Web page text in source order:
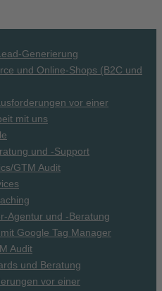
Generierung
und Online-Shops (B2C und
vor einer
mit uns
und -Support
GTM Audit
Agentur und -Beratung
Google Tag Manager
Audit
und Beratung
vor einer